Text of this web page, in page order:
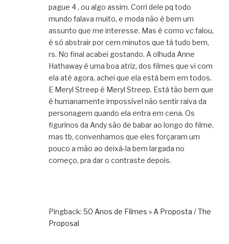
pague 4 , ou algo assim. Corri dele pq todo
mundo falava muito, e moda não é bem um
assunto que me interesse. Mas é como vc falou,
é só abstrair por cem minutos que tá tudo bem,
rs. No final acabei gostando. A olhuda Anne
Hathaway é uma boa atriz, dos filmes que vi com
ela até agora, achei que ela está bem em todos.
E Meryl Streep é Meryl Streep. Está tão bem que
é humanamente impossível não sentir raiva da
personagem quando ela entra em cena. Os
figurinos da Andy são de babar ao longo do filme,
mas tb, convenhamos que eles forçaram um
pouco a mão ao deixá-la bem largada no
começo, pra dar o contraste depois.
Pingback: 50 Anos de Filmes » A Proposta / The
Proposal